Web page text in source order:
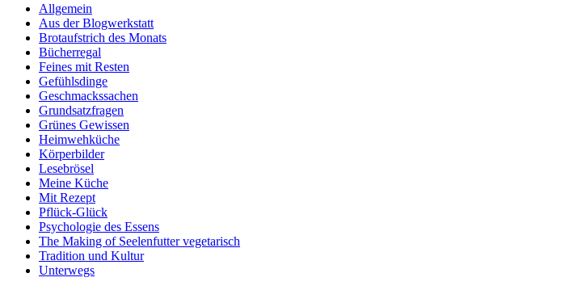
Allgemein
Aus der Blogwerkstatt
Brotaufstrich des Monats
Bücherregal
Feines mit Resten
Gefühlsdinge
Geschmackssachen
Grundsatzfragen
Grünes Gewissen
Heimwehküche
Körperbilder
Lesebrösel
Meine Küche
Mit Rezept
Pflück-Glück
Psychologie des Essens
The Making of Seelenfutter vegetarisch
Tradition und Kultur
Unterwegs